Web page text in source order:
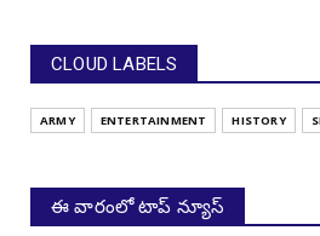
CLOUD LABELS
ARMY ENTERTAINMENT HISTORY
ఈ వారంలో టాప్ న్యూస్